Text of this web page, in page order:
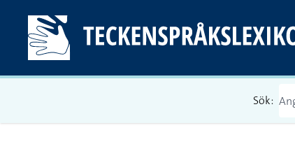
Sök: